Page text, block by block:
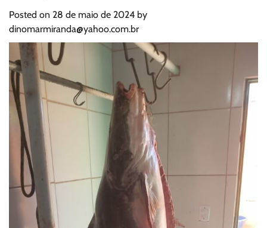
Posted on 28 de maio de 2024 by
dinomarmiranda@yahoo.com.br